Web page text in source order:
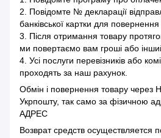
2. Повідомте № декларації
банківської картки для повернення
3. Після отримання товару
ми повертаємо вам гроші або
4. Усі послуги перевізників або
проходять за наш рахунок.
Обмін і повернення товару через
Укрпошту, так само за фізичною
АДРЕС
Возврат средств осуществляется